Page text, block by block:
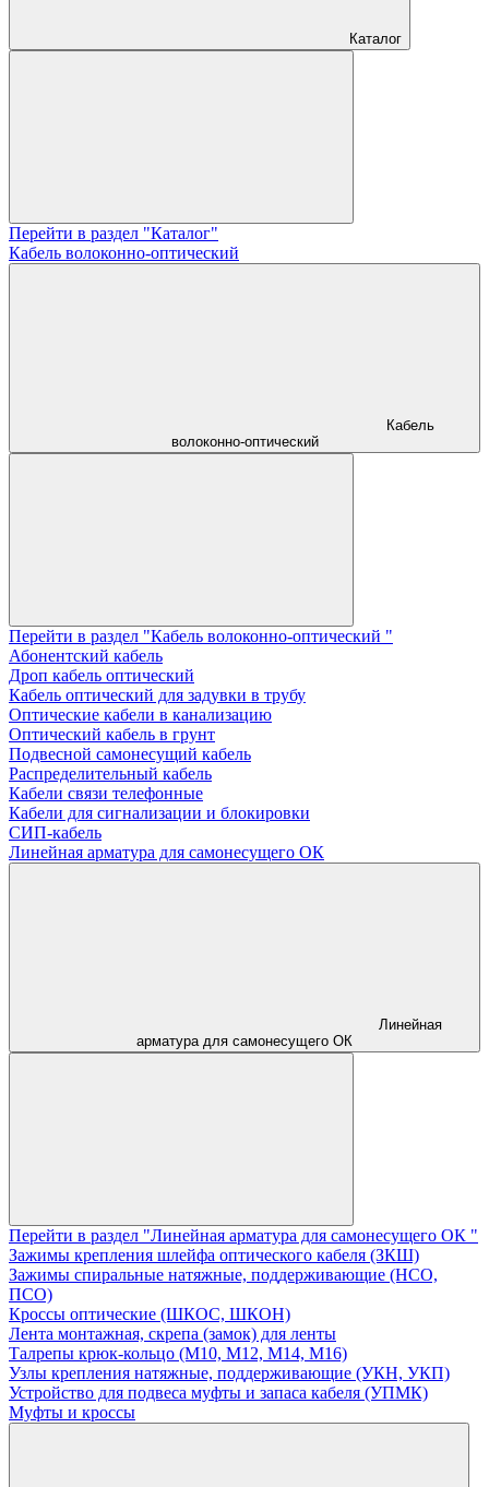
Каталог
Перейти в раздел "Каталог"
Кабель волоконно-оптический
Кабель
волоконно-оптический
Перейти в раздел "Кабель волоконно-оптический "
Абонентский кабель
Дроп кабель оптический
Кабель оптический для задувки в трубу
Оптические кабели в канализацию
Оптический кабель в грунт
Подвесной самонесущий кабель
Распределительный кабель
Кабели связи телефонные
Кабели для сигнализации и блокировки
СИП-кабель
Линейная арматура для самонесущего ОК
Линейная
арматура для самонесущего ОК
Перейти в раздел "Линейная арматура для самонесущего ОК "
Зажимы крепления шлейфа оптического кабеля (ЗКШ)
Зажимы спиральные натяжные, поддерживающие (НСО,
ПСО)
Кроссы оптические (ШКОС, ШКОН)
Лента монтажная, скрепа (замок) для ленты
Талрепы крюк-кольцо (М10, М12, М14, М16)
Узлы крепления натяжные, поддерживающие (УКН, УКП)
Устройство для подвеса муфты и запаса кабеля (УПМК)
Муфты и кроссы